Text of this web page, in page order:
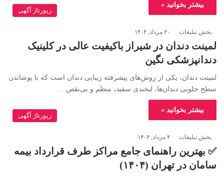
بیشتر بخوانید »
رپورتاژ آگهی
بخش تبلیغات ۲۰ مرداد, ۱۴۰۴
لمینت دندان در شیراز باکیفیت عالی در کلینیک
دندانپزشکی نگین
لمینت دندان، یکی از روش‌های پیشرفته زیبایی دندان است که با پوشاندن
سطح جلویی دندان‌ها، لبخندی سفید، منظم و بی‌نقص…
بیشتر بخوانید »
رپورتاژ آگهی
بخش تبلیغات ۴ مرداد, ۱۴۰۴
✅ بهترین راهنمای جامع مراکز طرف قرارداد بیمه
سامان در تهران (۱۴۰۴)